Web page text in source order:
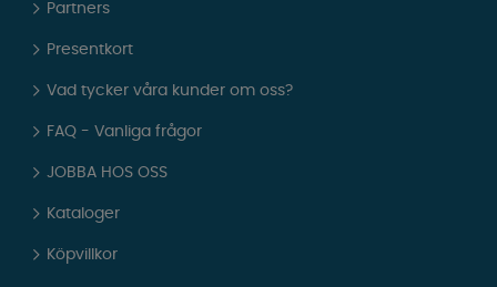
Partners
Presentkort
Vad tycker våra kunder om oss?
FAQ - Vanliga frågor
JOBBA HOS OSS
Kataloger
Köpvillkor